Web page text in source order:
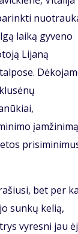
laiką gyveno
Lijaną
įamžinimą
bet per
sunkų kelią,
vyresni jau